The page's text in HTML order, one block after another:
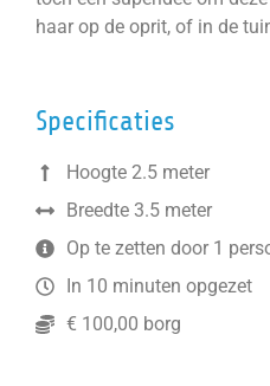
haar op de oprit, of in de
Specificaties
Hoogte 2.5 meter
Breedte 3.5 meter
Op te zetten door 1
In 10 minuten opgezet
€ 100,00 borg